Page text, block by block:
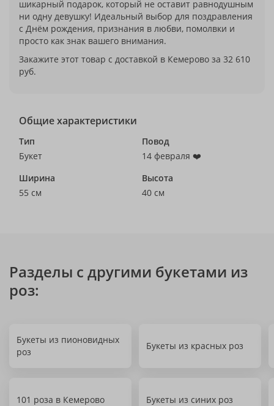
шикарный подарок, который не оставит равнодушным
ни одну девушку! Идеальный выбор для поздравления
с Днём рождения, признания в любви, помолвки и
просто как знак вашего внимания.
Закажите этот товар с доставкой в Кемерово за 32 610
руб.
Общие характеристики
Тип
Букет
Повод
14 февраля ❤️
Ширина
55 см
Высота
40 см
Разделы с другими букетами из
роз:
Букеты из пионовидных
роз
Букеты из красных роз
101 роза в Кемерово Букеты из синих роз